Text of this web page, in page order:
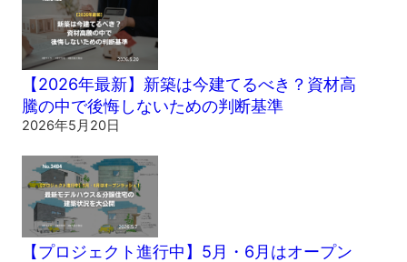
【2026年最新】新築は今建てるべき？資材高
騰の中で後悔しないための判断基準
2026年5月20日
【プロジェクト進行中】5月・6月はオープン